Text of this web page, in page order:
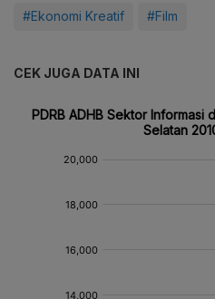
#Ekonomi Kreatif #Film
CEK JUGA DATA INI